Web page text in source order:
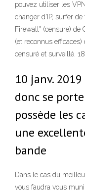
pouvez utiliser les
changer d'IP, surfer
Firewall" (censure) de
(et reconnus
censuré et surveillé.
10 janv.
donc se
possède les
une
bande
Dans le cas du
vous faudra vous